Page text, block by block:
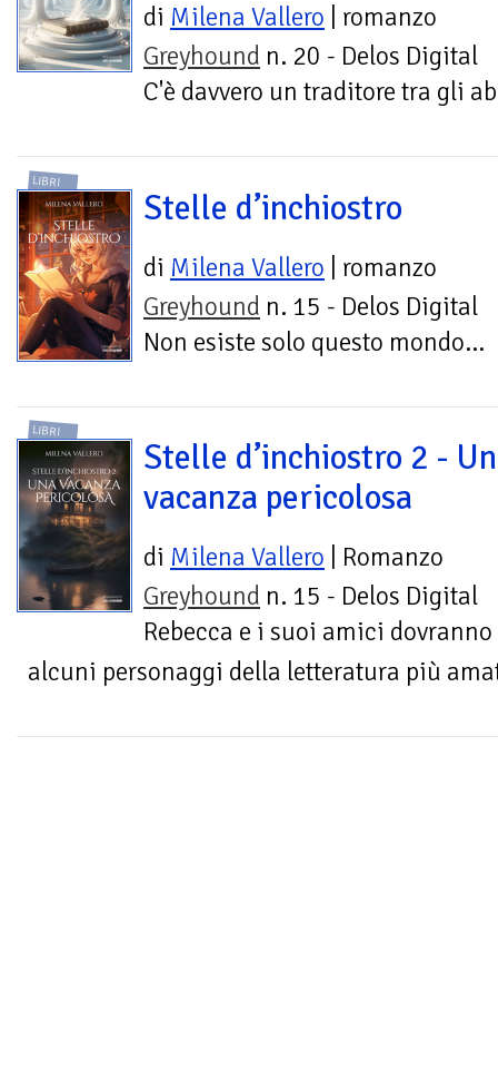
di Milena Vallero | romanzo
Greyhound n. 20 - Delos Digital
C'è davvero un traditore tra gli
LIBRI
Stelle d’inchiostro
di Milena Vallero | romanzo
Greyhound n. 15 - Delos Digital
Non esiste solo questo mondo...
LIBRI
Stelle d’inchiostro 2 -
vacanza pericolosa
di Milena Vallero | Romanzo
Greyhound n. 15 - Delos Digital
Rebecca e i suoi amici
alcuni personaggi della letteratura più